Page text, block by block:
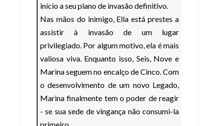
início a seu plano de invasão definitivo.
Nas mãos do inimigo, Ella está prestes a
assistir à invasão de um lugar
privilegiado. Por algum motivo, ela é mais
valiosa viva. Enquanto isso, Seis, Nove e
Marina seguem no encalço de Cinco. Com
o desenvolvimento de um novo Legado,
Marina finalmente tem o poder de reagir
- se sua sede de vingança não consumi-la